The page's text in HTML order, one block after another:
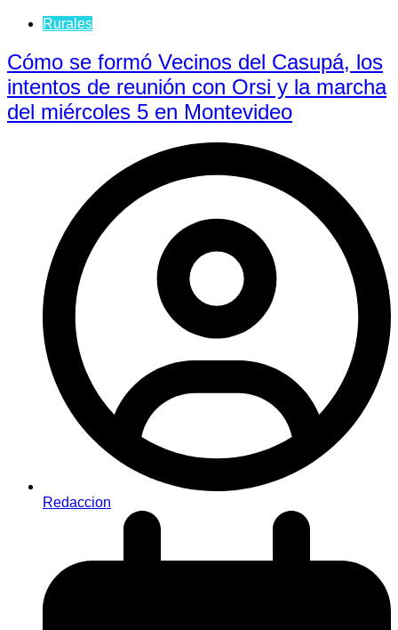
Rurales
Cómo se formó Vecinos del Casupá, los
intentos de reunión con Orsi y la marcha
del miércoles 5 en Montevideo
Redaccion